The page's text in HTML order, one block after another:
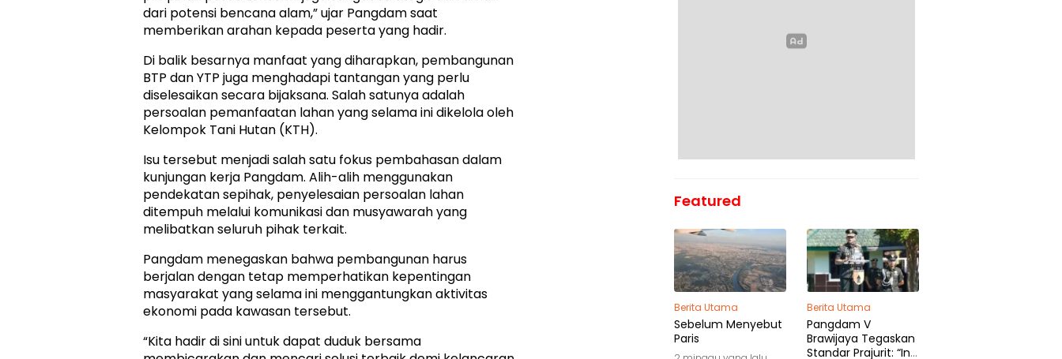
dari potensi bencana alam,” ujar Pangdam saat
memberikan arahan kepada peserta yang hadir.
Di balik besarnya manfaat yang diharapkan, pembangunan
BTP dan YTP juga menghadapi tantangan yang perlu
diselesaikan secara bijaksana. Salah satunya adalah
persoalan pemanfaatan lahan yang selama ini dikelola oleh
Kelompok Tani Hutan (KTH).
Isu tersebut menjadi salah satu fokus pembahasan dalam
kunjungan kerja Pangdam. Alih-alih menggunakan
pendekatan sepihak, penyelesaian persoalan lahan
ditempuh melalui komunikasi dan musyawarah yang
melibatkan seluruh pihak terkait.
Pangdam menegaskan bahwa pembangunan harus
berjalan dengan tetap memperhatikan kepentingan
masyarakat yang selama ini menggantungkan aktivitas
ekonomi pada kawasan tersebut.
“Kita hadir di sini untuk dapat duduk bersama
Featured
Berita Utama
Sebelum Menyebut
Paris
Berita Utama
Pangdam V
Brawijaya Tegaskan
Standar Prajurit: “Ini